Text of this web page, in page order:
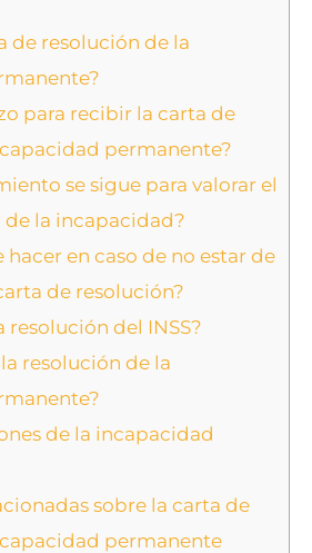
de resolución de la
para recibir la carta de
permanente?
se sigue para valorar el
la incapacidad?
hacer en caso de no estar de
de resolución?
resolución del INSS?
resolución de la
de la incapacidad
sobre la carta de
permanente